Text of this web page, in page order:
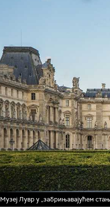
Музеј Лувр у „забрињавајућем